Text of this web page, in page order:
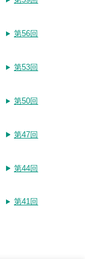
第56回
第53回
第50回
第47回
第44回
第41回